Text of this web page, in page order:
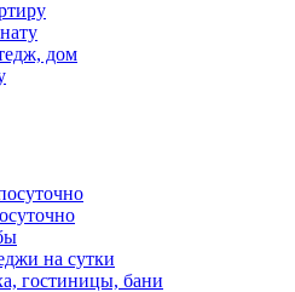
дом
на сутки
гостиницы, бани